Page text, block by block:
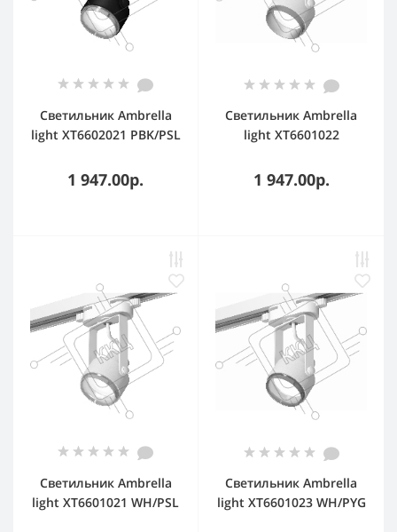
Светильник Ambrella
light XT6602021 PBK/PSL
полированный/
серебро полированное
1 947.00р.
Светильник Ambrella
light XT6601022
матовый MR16 GU10
(C6601, N6123)
1 947.00р.
Светильник Ambrella
light XT6601021 WH/PSL
Светильник Ambrella
light XT6601023 WH/PYG